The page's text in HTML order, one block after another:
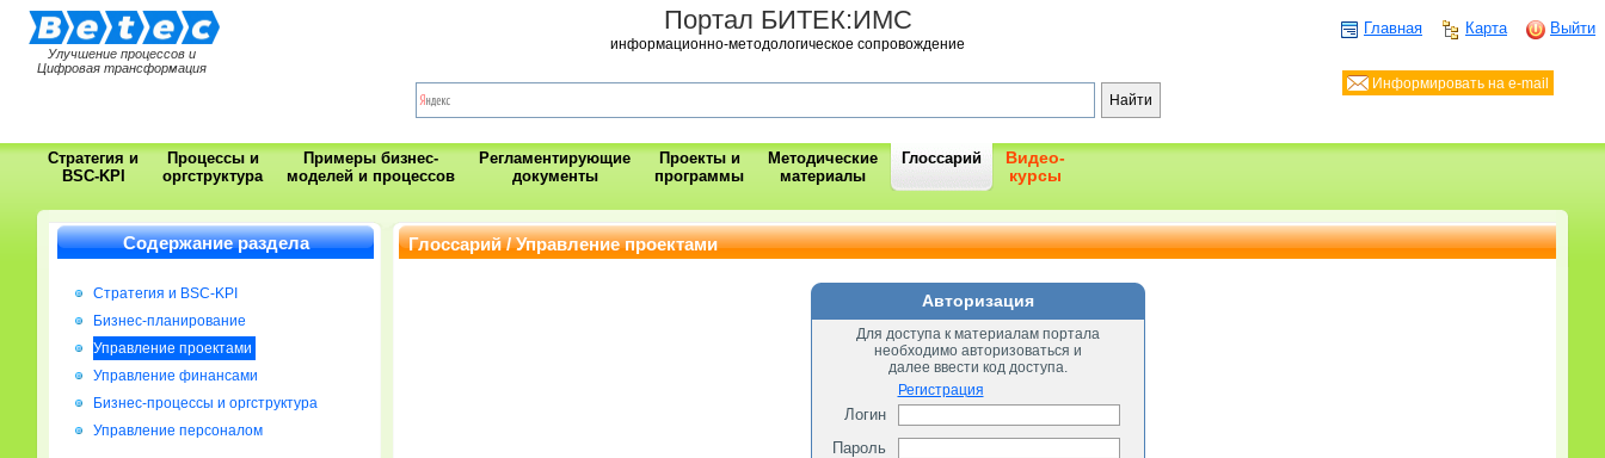
Улучшение процессов и
Цифровая трансформация
Портал БИТЕК:ИМС
информационно-методологическое сопровождение
Главная Карта Выйти
Информировать на e-mail
Стратегия и
BSC-KPI
Процессы и
оргструктура
Примеры бизнес-
моделей и процессов
Регламентирующие
документы
Проекты и
программы
Методические
материалы
Глоссарий
Видео-
курсы
Содержание раздела
Стратегия и BSC-KPI
Бизнес-планирование
Управление проектами
Управление финансами
Бизнес-процессы и оргструктура
Управление персоналом
Глоссарий / Управление проектами
Авторизация
Для доступа к материалам портала
необходимо авторизоваться и
далее ввести код доступа.
Регистрация
Логин
Пароль